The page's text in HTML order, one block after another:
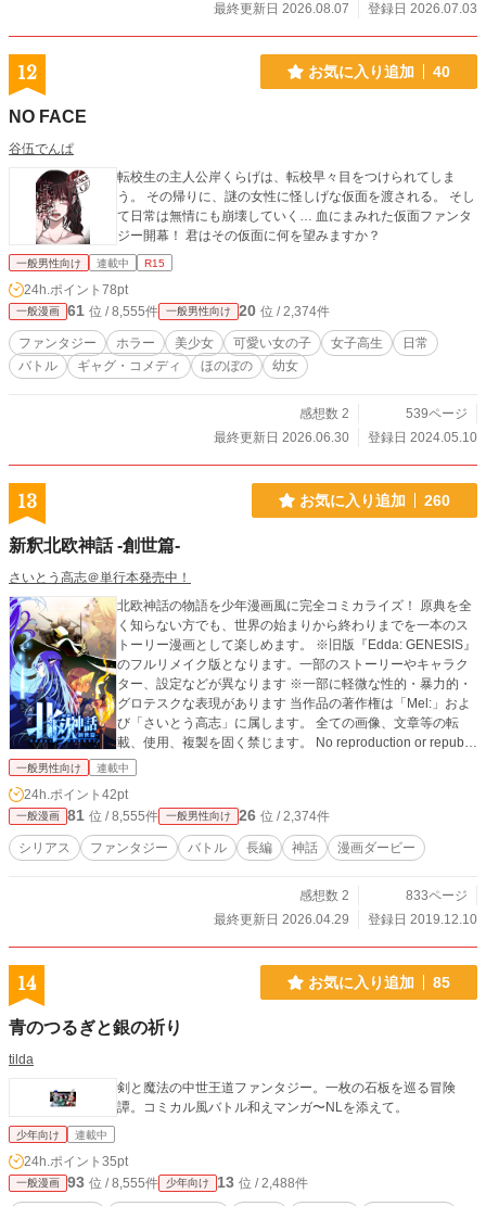
最終更新日 2026.08.07
登録日 2026.07.03
12 お気に入り追加 40
NO FACE
谷伍でんぱ
転校生の主人公岸くらげは、転校早々目をつけられてしま
う。 その帰りに、謎の女性に怪しげな仮面を渡される。 そし
て日常は無情にも崩壊していく… 血にまみれた仮面ファンタ
ジー開幕！ 君はその仮面に何を望みますか？
一般男性向け 連載中 R15
24h.ポイント 78pt
一般漫画 61 位 / 8,555件 一般男性向け 20 位 / 2,374件
ファンタジー ホラー 美少女 可愛い女の子 女子高生
日常
バトル
ギャグ・コメディ ほのぼの 幼女
感想数 2
539ページ
最終更新日 2026.06.30
登録日 2024.05.10
13 お気に入り追加 260
新釈北欧神話 -創世篇-
さいとう高志＠単行本発売中！
北欧神話の物語を少年漫画風に完全コミカライズ！ 原典を全
く知らない方でも、世界の始まりから終わりまでを一本のス
トーリー漫画として楽しめます。 ※旧版『Edda: GENESIS』
のフルリメイク版となります。一部のストーリーやキャラク
ター、設定などが異なります ※一部に軽微な性的・暴力的・
グロテスクな表現があります 当作品の著作権は「Mel:」およ
び「さいとう高志」に属します。 全ての画像、文章等の転
載、使用、複製を固く禁じます。 No reproduction or republic
ation without written permission. 게시물 무단 전재 복사 배포
Genehmigung verboten.
一般男性向け 連載中
24h.ポイント 42pt
一般漫画 81 位 / 8,555件 一般男性向け 26 位 / 2,374件
シリアス ファンタジー バトル 長編 神話 漫画ダービー
感想数 2
833ページ
最終更新日 2026.04.29
登録日 2019.12.10
14 お気に入り追加 85
青のつるぎと銀の祈り
tilda
剣と魔法の中世王道ファンタジー。一枚の石板を巡る冒険
譚。コミカル風バトル和えマンガ〜NLを添えて。
少年向け 連載中
24h.ポイント 35pt
一般漫画 93 位 / 8,555件 少年向け 13 位 / 2,488件